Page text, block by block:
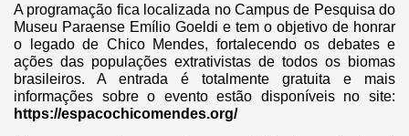
A programação fica localizada no Campus de Pesquisa do
Museu Paraense Emílio Goeldi e tem o objetivo de honrar
o legado de Chico Mendes, fortalecendo os debates e
ações das populações extrativistas de todos os biomas
brasileiros. A entrada é totalmente gratuita e mais
informações sobre o evento estão disponíveis no site:
https://espacochicomendes.org/